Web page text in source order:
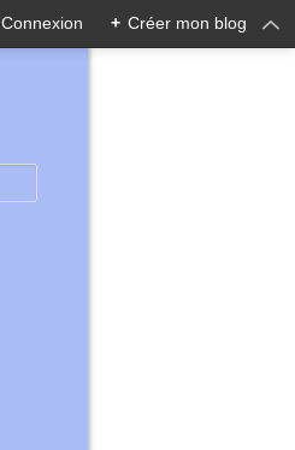
Connexion + Créer mon blog